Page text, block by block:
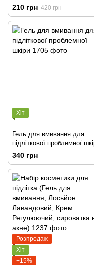
210 грн 420 грн
Хіт
Гель для вмивання для
підліткової проблемної
340 грн
Розпродаж
Хіт
−15%